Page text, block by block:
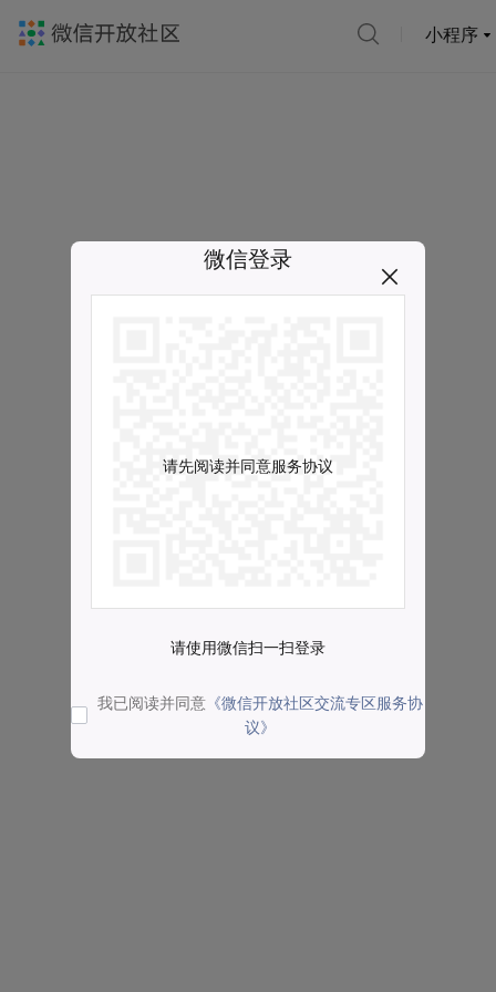
小程序
微信登录
请先阅读并同意服务协议
请使用微信扫一扫登录
我已阅读并同意 《微信开放社区交流专区服务协
议》